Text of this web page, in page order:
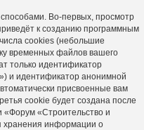
Во-первых, просмотр
к созданию программным
cookies (небольшие
временных файлов вашего
только идентификатор
и идентификатор анонимной
присвоенные вам
cookie будет создана после
«Строительство и
хранения информации о